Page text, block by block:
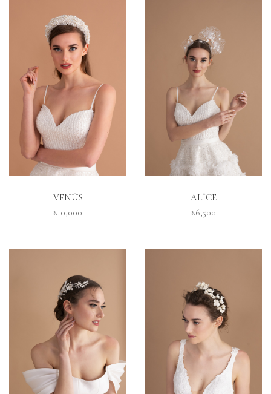
VENÜS
₺10,000
ALİCE
₺6,500